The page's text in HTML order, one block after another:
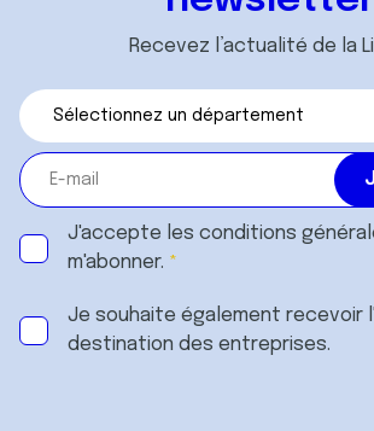
Recevez l’actualité de la
J'accepte les conditions
m'abonner.
Je souhaite également recevoir
destination des entreprises.